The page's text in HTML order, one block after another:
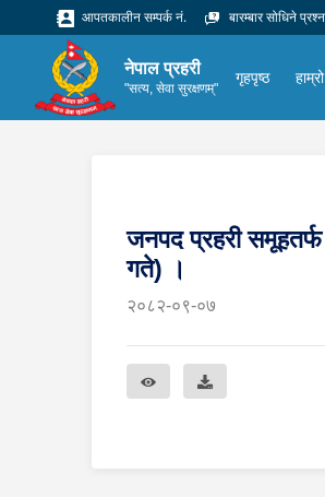
आपतकालीन सम्पर्क नं. बारम्बार सोधिने
नेपाल प्रहरी
"सत्य, सेवा सुरक्षणम्"
गृहपृष्ठ
जनपद प्रहरी समूहतर्फ
गते) ।
२०८२-०९-०७